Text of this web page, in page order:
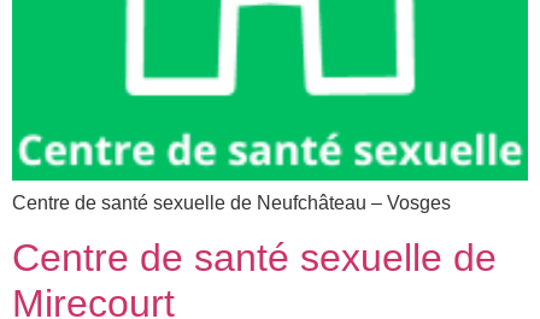
Centre de santé sexuelle de Neufchâteau – Vosges
Centre de santé sexuelle de
Mirecourt